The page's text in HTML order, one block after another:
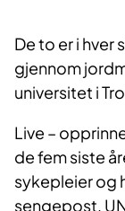
De to er i hver
gjennom
universitet i
Live –
de fem siste
sykepleier og
sengepost,